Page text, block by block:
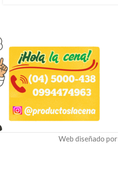
Web diseñado por